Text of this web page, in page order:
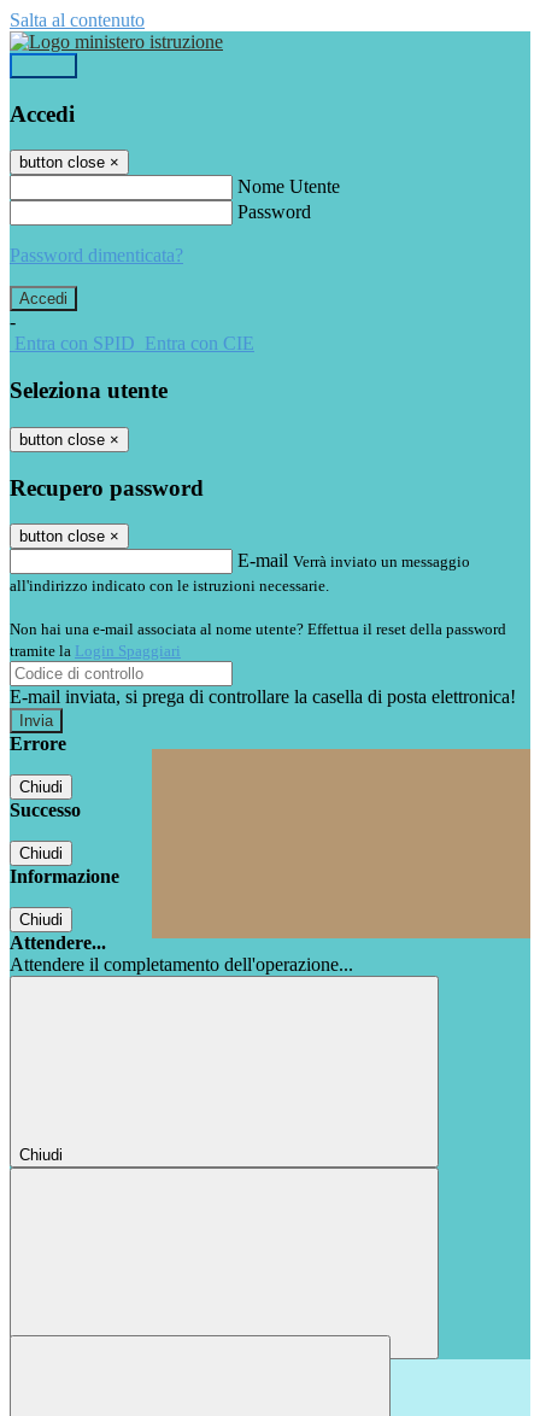
Salta al contenuto
Accedi
button close ×
Nome Utente
Password
Password dimenticata?
-
Entra con SPID Entra con CIE
Seleziona utente
button close ×
Recupero password
button close ×
E-mail Verrà inviato un messaggio
all'indirizzo indicato con le istruzioni necessarie.
Non hai una e-mail associata al nome utente? Effettua il reset della password
tramite la Login Spaggiari
E-mail inviata, si prega di controllare la casella di posta elettronica!
Errore
Chiudi
Successo
Chiudi
Informazione
Chiudi
Attendere...
Attendere il completamento dell'operazione...
Chiudi